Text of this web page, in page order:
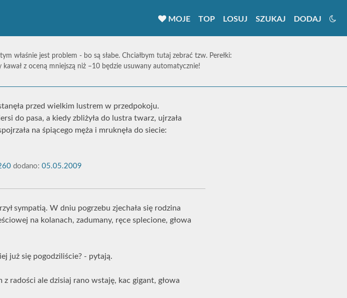
MOJE TOP LOSUJ SZUKAJ DODAJ
właśnie jest problem - bo są słabe. Chciałbym tutaj zebrać tzw. Perełki:
z oceną mniejszą niż –10 będzie usuwany automatycznie!
przed wielkim lustrem w przedpokoju.
do pasa, a kiedy zbliżyła do lustra twarz, ujrzała
na śpiącego męża i mruknęła do siecie:
dodano: 05.05.2009
sympatią. W dniu pogrzebu zjechała się rodzina
na kolanach, zadumany, ręce splecione, głowa
już się pogodziliście? - pytają.
z radości ale dzisiaj rano wstaję, kac gigant, głowa